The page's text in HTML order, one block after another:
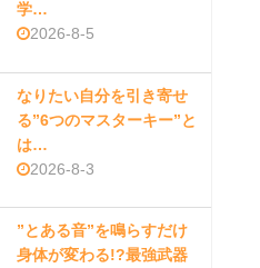
学…
2026-8-5
なりたい自分を引き寄せ
る”6つのマスターキー”と
は…
2026-8-3
”とある音”を鳴らすだけ
身体が変わる!?最強武器